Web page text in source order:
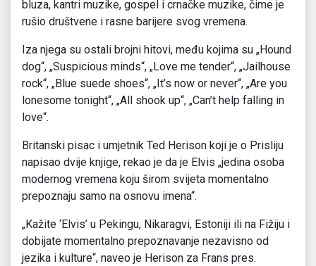
bluza, kantri muzike, gospel i crnačke muzike, čime je
rušio društvene i rasne barijere svog vremena.
Iza njega su ostali brojni hitovi, među kojima su „Hound
dog“, „Suspicious minds“, „Love me tender“, „Jailhouse
rock“, „Blue suede shoes“, „It’s now or never“, „Are you
lonesome tonight“, „All shook up“, „Can’t help falling in
love“.
Britanski pisac i umjetnik Ted Herison koji je o Prisliju
napisao dvije knjige, rekao je da je Elvis „jedina osoba
modernog vremena koju širom svijeta momentalno
prepoznaju samo na osnovu imena“.
„Kažite ‘Elvis’ u Pekingu, Nikaragvi, Estoniji ili na Fižiju i
dobijate momentalno prepoznavanje nezavisno od
jezika i kulture“, naveo je Herison za Frans pres.